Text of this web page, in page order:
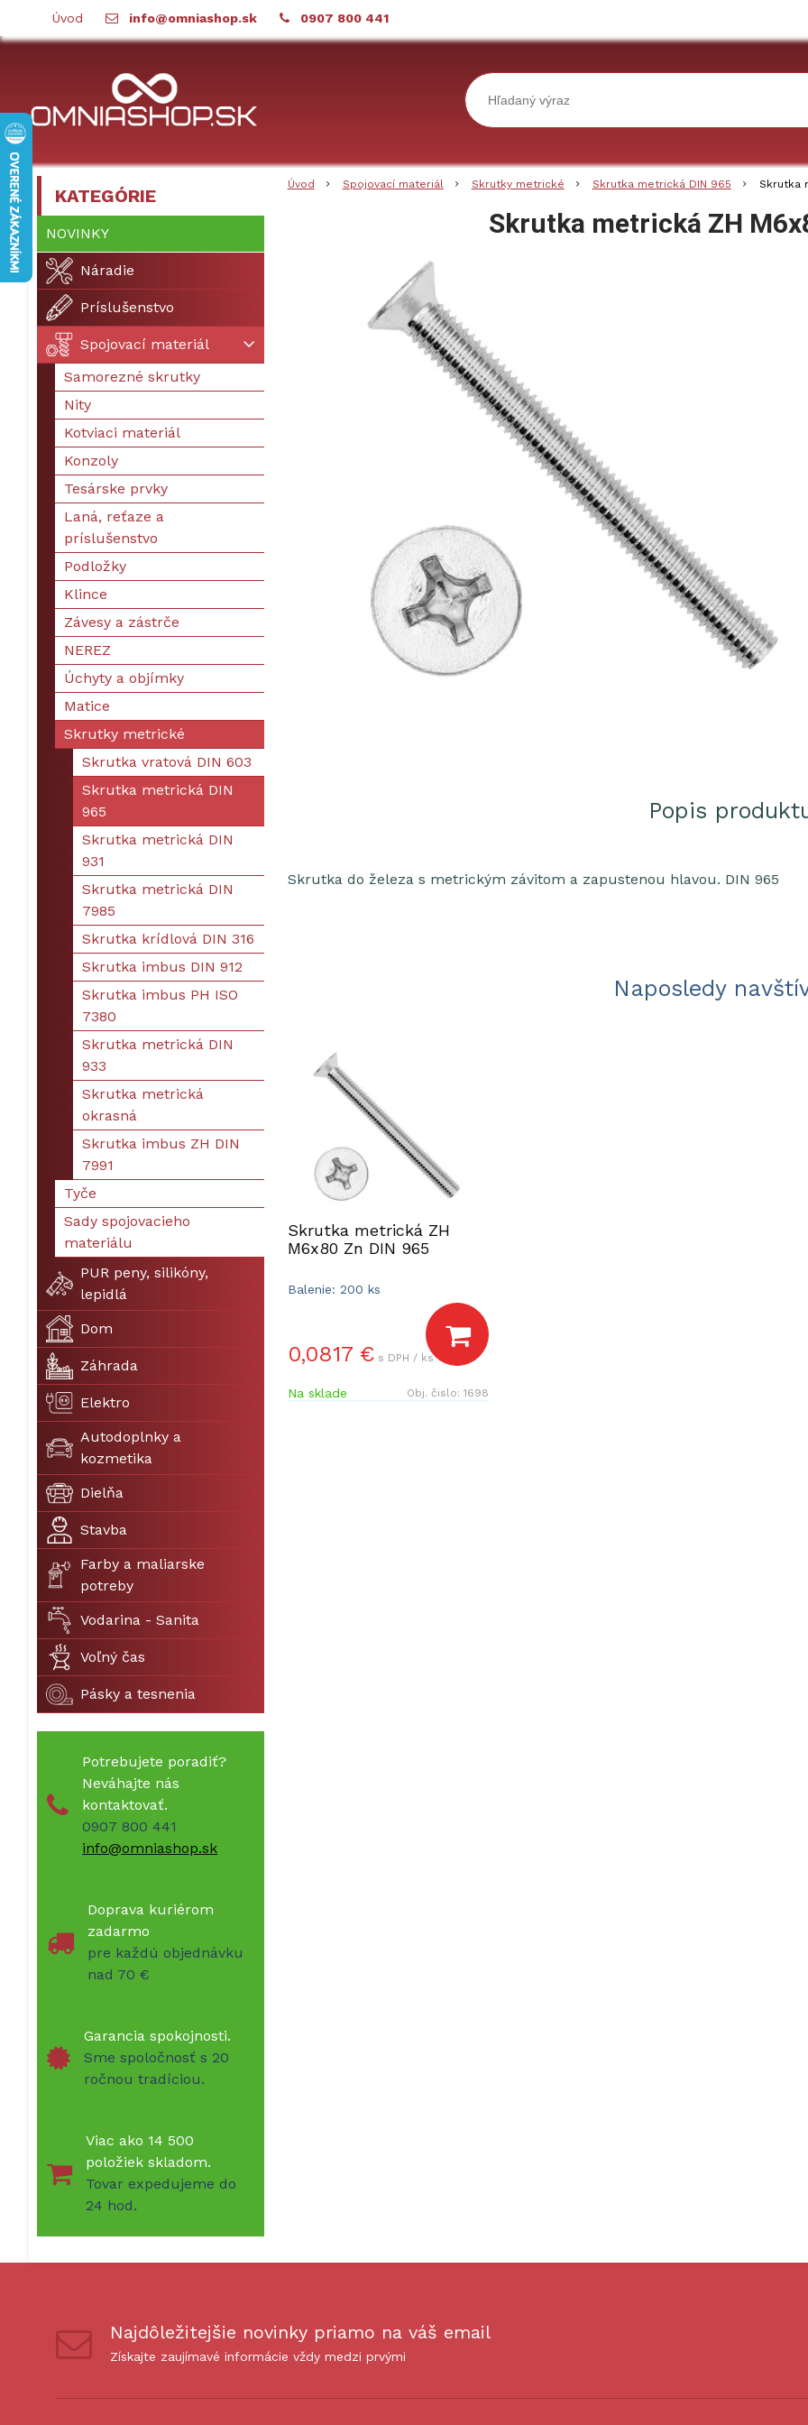
Úvod info@omniashop.sk 0907 800 441
Úvod Spojovací materiál Skrutky metrické Skrutka metrická DIN 965 Skrutka
Skrutka metrická ZH
Popis
Skrutka do železa s metrickým závitom a zapustenou hlavou. DIN 965
Naposledy
Skrutka metrická ZH
M6x80 Zn DIN 965
Balenie: 200 ks
0,0817 € s DPH / ks
Na sklade Obj. čislo:1698
KATEGÓRIE
NOVINKY
Náradie
Príslušenstvo
Spojovací materiál
Samorezné skrutky
Nity
Kotviaci materiál
Konzoly
Tesárske prvky
Laná, reťaze a
príslušenstvo
Podložky
Klince
Závesy a zástrče
NEREZ
Úchyty a objímky
Matice
Skrutky metrické
Skrutka vratová DIN 603
Skrutka metrická DIN
965
Skrutka metrická DIN
931
Skrutka metrická DIN
7985
Skrutka krídlová DIN 316
Skrutka imbus DIN 912
Skrutka imbus PH ISO
7380
Skrutka metrická DIN
933
Skrutka metrická
okrasná
Skrutka imbus ZH DIN
7991
Tyče
Sady spojovacieho
materiálu
PUR peny, silikóny,
lepidlá
Dom
Záhrada
Elektro
Autodoplnky a
kozmetika
Dielňa
Stavba
Farby a maliarske
potreby
Vodarina - Sanita
Voľný čas
Pásky a tesnenia
Potrebujete poradiť?
Neváhajte nás
kontaktovať.
0907 800 441
info@omniashop.sk
Doprava kuriérom
zadarmo
pre každú objednávku
nad 70 €
Garancia spokojnosti.
Sme spoločnosť s 20
ročnou tradíciou.
Viac ako 14 500
položiek skladom.
Tovar expedujeme do
24 hod.
Najdôležitejšie novinky priamo na váš email
Získajte zaujímavé informácie vždy medzi prvými